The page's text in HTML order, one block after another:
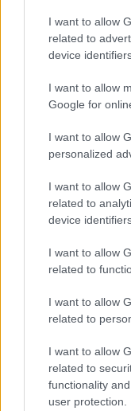
I want to allow
related to
device
I want to allow
Google for
I want to allow
personalized
I want to allow
related to
device
I want to allow
related to
I want to allow
related to
I want to allow
related to
functionality
user protection.
μέρα μετά την
Έλξη,
πολιτιστικές
μπόλικο
«μενού» της
tasting και
κάνουμε
CHNOPS
Κουκάκι
καινούριου
έρωτας είναι
βαθιά
η μουσική,
τελικά
αναφέρει
προσεκτικά
κρασιού και